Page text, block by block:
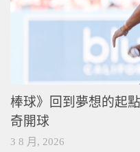
棒球》回到夢想的起
奇開球
3 8 月, 2026